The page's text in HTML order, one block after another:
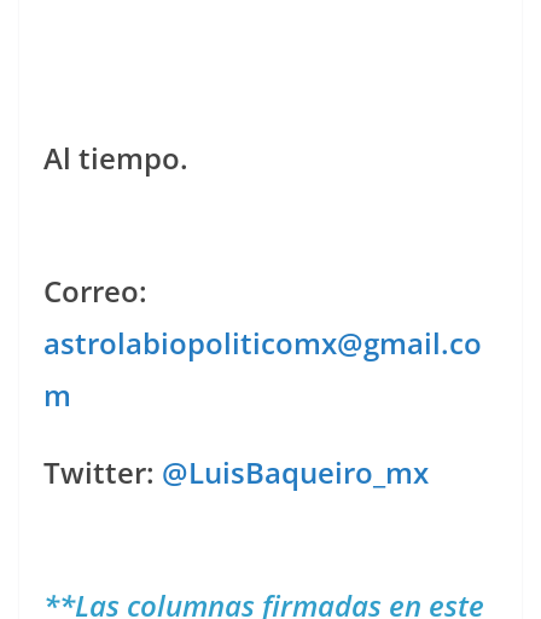
Al tiempo.
Correo:
astrolabiopoliticomx@gmail.co
m
Twitter: @LuisBaqueiro_mx
**Las columnas firmadas en este